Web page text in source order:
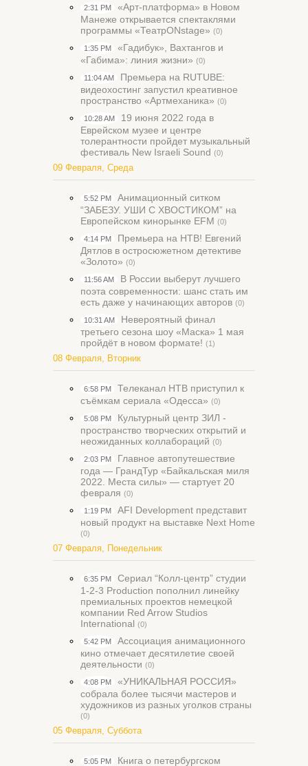
2:31 PM
«Арт-платформа» в Новом
Манеже открывается спектаклями
программы «ТеатрONstage» (0)
1:35 PM
«Гадибук», Вахтангов и
«Габима»: линия жизни» (0)
11:04 AM
Премьера на RUTUBE:
видеохостинг запустил креативное
пространство «Артмеханика» (0)
10:28 AM
19 июня 2022 года в
Еврейском музее и центре
толерантности пройдет музыкальный
фестиваль New Israeli Sound (0)
09 Февраля, Среда
5:52 PM
Анимационный ситком
“ЗАБЕЗУ. УШИ С ХВОСТИКОМ” на
Европейском кинорынке EFM (0)
4:14 PM
Премьера на НТВ! Евгений
Дятлов в остросюжетном детективе
«Золото» (0)
11:56 AM
В России выберут лучшего
поэта современности: шанс стать им
есть даже у начинающих авторов (0)
10:31 AM
Невероятный финал
третьего сезона шоу «Маска» 1 мая
пройдёт в новом формате! (1)
08 Февраля, Вторник
6:58 PM
Телеканал НТВ приступил к
съёмкам сериала «Одесса» (0)
5:08 PM
Культурный центр ЗИЛ -
пространство творческих открытий и
неожиданных коллабораций (0)
2:03 PM
Главное автопутешествие
года — ГрандТур «Байкальская миля
2022. Места силы» — стартует 20
февраля (0)
1:19 PM
AFI Development представит
новый продукт на выставке Next Home
(0)
07 Февраля, Понедельник
6:35 PM
Сериал “Колл-центр” студии
1-2-3 Production пополнил линейку
премиальных проектов немецкой
компании Red Arrow Studios
International (0)
5:42 PM
Ассоциация анимационного
кино отмечает десятилетие своей
деятельности (0)
4:08 PM
«УНИКАЛЬНАЯ РОССИЯ»
собрала более тысячи мастеров и
художников из разных уголков страны
(0)
05 Февраля, Суббота
5:05 PM Книга о петербургском